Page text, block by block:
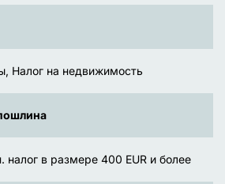
Налог на недвижимость
налог в размере 400 EUR и более